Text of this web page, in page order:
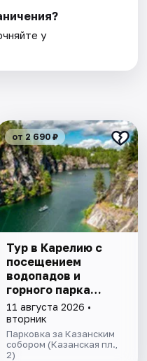
у
от 2 690 ₽
Тур в Карелию с
посещением
водопадов и
горного парка
«Рускеала»
11 августа 2026 •
вторник
Парковка за Казанским
собором (Казанская пл.,
2)